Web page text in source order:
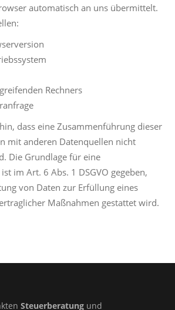
automatisch an uns übermittelt.
Rechners
dass eine Zusammenführung dieser
mit anderen Datenquellen nicht
Die Grundlage für eine
im Art. 6 Abs. 1 DSGVO gegeben,
von Daten zur Erfüllung eines
Maßnahmen gestattet wird.
Steuerberatung und